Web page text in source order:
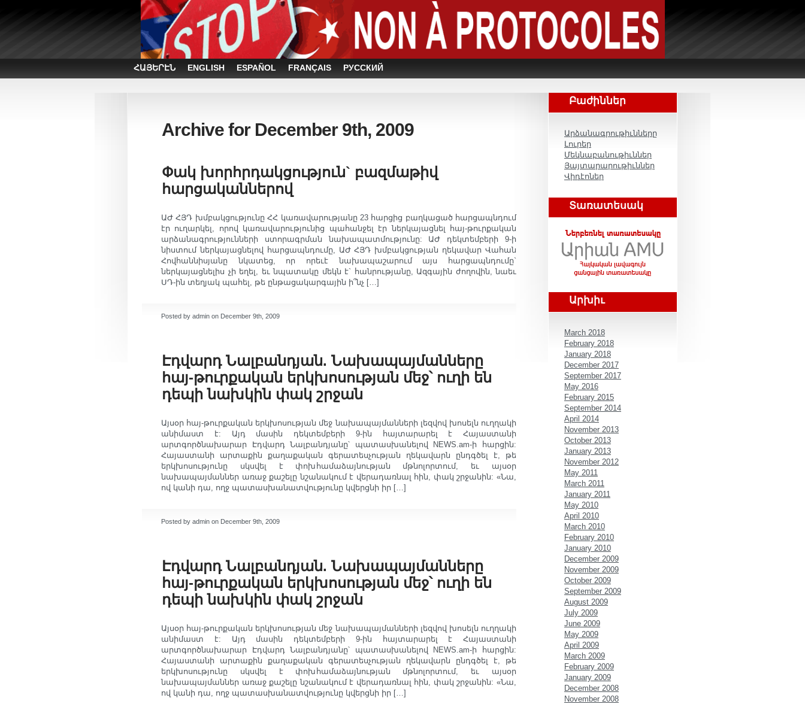
ՀԱՅԵՐԷՆ ENGLISH ESPAÑOL FRANÇAIS РУССКИЙ
Archive for December 9th, 2009
Փակ խորհրդակցություն` բազմաթիվ
հարցականներով
ԱԺ ՀՅԴ խմբակցությունը ՀՀ կառավարությանը 23 հարցից բաղկացած հարցապնդում
էր ուղարկել, որով կառավարությունից պահանջել էր ներկայացնել հայ-թուրքական
արձանագրությունների ստորագրման նախապատմությունը: ԱԺ դեկտեմբերի 9-ի
նիստում ներկայացնելով հարցապնդումը, ԱԺ ՀՅԴ խմբակցության ղեկավար Վահան
Հովհաննիսյանը նկատեց, որ որեւէ նախապաշարում այս հարցապնդումը`
ներկայացնելիս չի եղել, եւ նպատակը մեկն է` հանրությանը, Ազգային ժողովին, նաեւ
ՍԴ-ին տեղյակ պահել, թե ընթացակարգային ի՞նչ […]
Posted by admin on December 9th, 2009
Էդվարդ Նալբանդյան. Նախապայմանները
հայ-թուրքական երկխոսության մեջ՝ ուղի են
դեպի նախկին փակ շրջան
Այսօր հայ-թուրքական երկխոսության մեջ նախապայմանների լեզվով խոսելն ուղղակի
անիմաստ է: Այդ մասին դեկտեմբերի 9-ին հայտարարել է Հայաստանի
արտգործնախարար Էդվարդ Նալբանդյանը՝ պատասխանելով NEWS.am-ի հարցին:
Հայաստանի արտաքին քաղաքական գերատեսչության ղեկավարն ընդգծել է, թե
երկխոսությունը սկսվել է փոխհամաձայնության մթնոլորտում, եւ այսօր
նախապայմաններ առաջ քաշելը նշանակում է վերադառնալ հին, փակ շրջանին: «Նա,
ով կանի դա, ողջ պատասխանատվությունը կվերցնի իր […]
Posted by admin on December 9th, 2009
Էդվարդ Նալբանդյան. Նախապայմանները
հայ-թուրքական երկխոսության մեջ՝ ուղի են
դեպի նախկին փակ շրջան
Այսօր հայ-թուրքական երկխոսության մեջ նախապայմանների լեզվով խոսելն ուղղակի
անիմաստ է: Այդ մասին դեկտեմբերի 9-ին հայտարարել է Հայաստանի
արտգործնախարար Էդվարդ Նալբանդյանը՝ պատասխանելով NEWS.am-ի հարցին:
Հայաստանի արտաքին քաղաքական գերատեսչության ղեկավարն ընդգծել է, թե
երկխոսությունը սկսվել է փոխհամաձայնության մթնոլորտում, եւ այսօր
նախապայմաններ առաջ քաշելը նշանակում է վերադառնալ հին, փակ շրջանին: «Նա,
ով կանի դա, ողջ պատասխանատվությունը կվերցնի իր […]
Բաժիններ
Արձանագրութիւնները
Լուրեր
Մեկնաբանութիւններ
Յայտարարութիւններ
Վիդէոներ
Տառատեսակ
Արխիւ
March 2018
February 2018
January 2018
December 2017
September 2017
May 2016
February 2015
September 2014
April 2014
November 2013
October 2013
January 2013
November 2012
May 2011
March 2011
January 2011
May 2010
April 2010
March 2010
February 2010
January 2010
December 2009
November 2009
October 2009
September 2009
August 2009
July 2009
June 2009
May 2009
April 2009
March 2009
February 2009
January 2009
December 2008
November 2008